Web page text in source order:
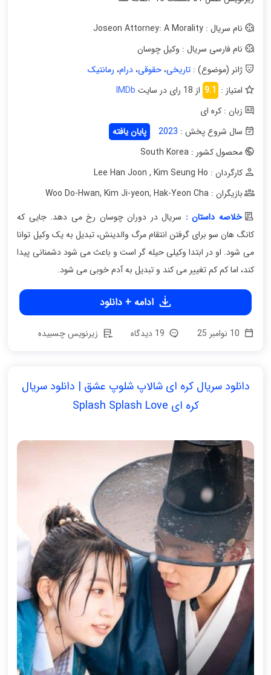
نام سریال : Joseon Attorney: A Morality
نام فارسی سریال : وکیل چوسان
ژانر (موضوع) :تاریخی،حقوقی،درام، رمانتیک
امتیاز : 9.1 از 18 رای در سایت
IMDb
زبان : کره ای
سال شروع پخش : 2023
پایان یافته
محصول کشور : South Korea
کارگردان : Lee Han Joon
, Kim Seung Ho
بازیگران : Woo Do-Hwan
, Kim Ji-yeon, Hak-Yeon Cha
خلاصه داستان : سریال در دوران چوسان رخ می دهد. جایی که
کانگ هان سو برای گرفتن انتقام مرگ والدینش، تبدیل به یک وکیل توانا
می شود. او در ابتدا وکیلی حیله گر است و باعث می شود دشمنانی پیدا
کند، اما کم کم تغییر می کند و تبدیل به آدم خوبی می شود.
ادامه + دانلود
زیرنویس چسبیده
دانلود سریال کره ای شالاپ شلوپ عشق | دانلود سریال
کره ای Splash Splash Love